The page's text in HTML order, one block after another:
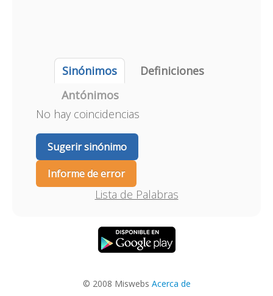
Sinónimos
Definiciones
Antónimos
No hay coincidencias
Sugerir sinónimo
Informe de error
Lista de Palabras
© 2008 Miswebs Acerca de